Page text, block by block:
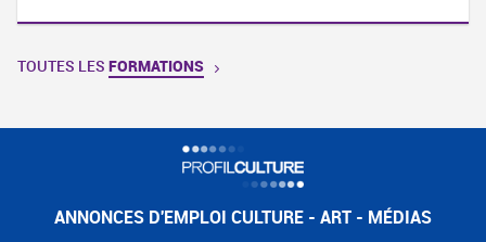
TOUTES LES FORMATIONS
ANNONCES D'EMPLOI CULTURE - ART - MÉDIAS